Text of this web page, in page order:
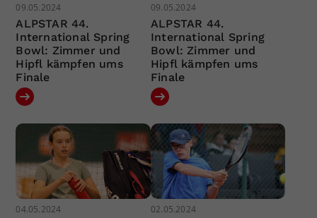
09.05.2024
ALPSTAR 44.
International Spring
Bowl: Zimmer und
Hipfl kämpfen ums
Finale
09.05.2024
ALPSTAR 44.
International Spring
Bowl: Zimmer und
Hipfl kämpfen ums
Finale
04.05.2024 02.05.2024